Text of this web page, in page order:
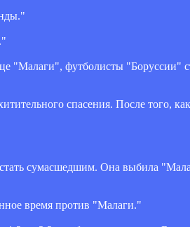
"Малаги", футболисты
спасения. После того,
сумасшедшим. Она выбила
время против "Малаги."